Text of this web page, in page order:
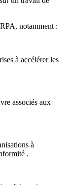
notamment :
à accélérer les
associés aux
à
.